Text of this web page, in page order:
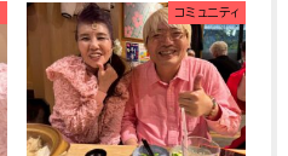
コミュニティ